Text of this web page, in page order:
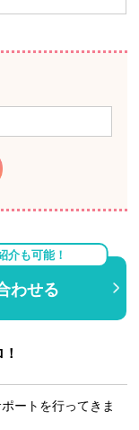
介も可能！
わせる
ートを行ってきま